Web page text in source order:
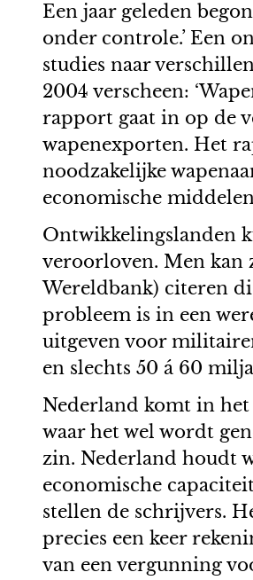
Een jaar geleden
onder controle.’ Een
studies naar
2004 verscheen:
rapport gaat in op de
wapenexporten. Het
noodzakelijke
economische
Ontwikkelingslanden
veroorloven. Men kan
Wereldbank) citeren
probleem is in een
uitgeven voor
en slechts 50 á 60
Nederland komt in
waar het wel wordt
zin. Nederland houdt
economische
stellen de schrijvers.
precies een keer
van een vergunning